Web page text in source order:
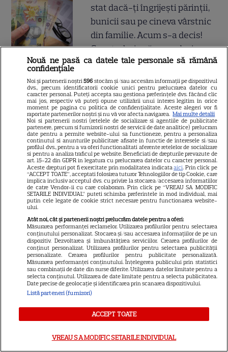
stat dacă-ți îngrijești părinții,
bunicii sau pe cineva vârstnic
din familie. Acum s-a decis!
Cum trebuie să procedezi
Alexandru Ciucu, fostul soț al
Alinei Sorescu, nu a fost lăsat
să intre la Nibiru. „Am aflat cu
tristețe”, a povestit el. De ce a
fost întors din drum designerul
„Trăim într-o perioadă în care
nu mai avem voie să trecem cu
vederea astfel de
comportamente”. Andreea
Raicu critică derapajul lui
Alexandru Rogobete la adresa
medicului endocrinolog Ioana
Mihăilă: „Nu este acceptabil”.
Mesajul vedetei a stârnit valuri
de reacții
Nouă ne pasă ca datele tale personale să rămână
confidențiale
Noi și partenerii noștri596 stocăm și/sau accesăm informații pe dispozitivul
dvs., precum identificatorii cookie unici pentru prelucrarea datelor cu
caracter personal. Puteți accepta sau gestiona preferințele dvs. făcând clic
mai jos, respectiv vă puteți opune utilizării unui interes legitim în orice
moment pe pagina cu politica de confidențialitate. Aceste alegeri vor fi
raportate partenerilor noștri și nu vă vor afecta navigarea. Mai multe detalii
Noi si partenerii nostri (retelele de socializare si agentiile de publicitate
partenere, precum si furnizorii nostri de servicii de date analitice) prelucram
date pentru a permite website-ului sa functioneze, pentru a personaliza
continutul si anunturile publicitare afisate in functie de interesele si/sau
profilul dvs., pentru a va oferi functionalitati aferente retelelor de socializare
si pentru a analiza traficul pe website. Beneficiati de drepturile prevazute de
art. 15-22 din GDPR in legatura cu prelucrarea datelor cu caracter personal.
Aceste drepturi pot fi exercitate prin modalitatea indicataaici. Prin click pe
“ACCEPT TOATE”, acceptati folosirea tuturor Tehnologiilor de tip Cookie, care
implica inclusiv acceptul dvs. cu privire la stocarea/accesarea informatiilor
de catre Vendor-ii cu care colaboram. Prin click pe “VREAU SA MODIFIC
SETARILE INDIVIDUAL” puteti schimba preferintele in mod individual, mai
putin cele legate de cookie strict necesare pentru functionarea website-
ului.
Atât noi, cât și partenerii noștri prelucrăm datele pentru a oferi:
Măsurarea performanței reclamelor. Utilizarea profilurilor pentru selectarea
conținutului personalizat. Stocarea și/sau accesarea informațiilor de pe un
dispozitiv. Dezvoltarea și îmbunătățirea serviciilor. Crearea profilurilor de
conținut personalizat. Utilizarea profilurilor pentru selectarea publicității
personalizate. Crearea profilurilor pentru publicitate personalizată.
Măsurarea performanței conținutului. Înțelegerea publicului prin statistici
sau combinații de date din surse diferite. Utilizarea datelor limitate pentru a
selecta conținutul. Utilizarea de date limitate pentru a selecta publicitatea.
Date precise de geolocație și identificarea prin scanarea dispozitivului.
Listă parteneri (furnizori)
ACCEPT TOATE
VREAU SA MODIFIC SETARILE INDIVIDUAL